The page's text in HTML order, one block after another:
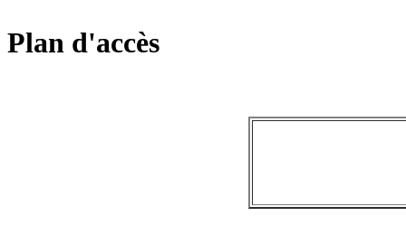
Plan d'accès